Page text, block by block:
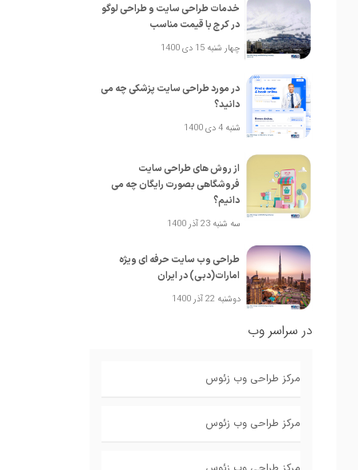
خدمات طراحی سایت و طراحی لوگو
در کرج با قیمت مناسب
چهار شنبه 15 دی 1400
در مورد طراحی سایت پزشکی چه می
دانید؟
شنبه 4 دی 1400
از روش های طراحی سایت
فروشگاهی بصورت رایگان چه می
دانیم؟
سه شنبه 23 آذر 1400
طراحی وب سایت حرفه ای ویژه
امارات(دبی) در ایران
دوشنبه 22 آذر 1400
در سراسر وب
مرکز طراحی وب زئوس
مرکز طراحی وب زئوس